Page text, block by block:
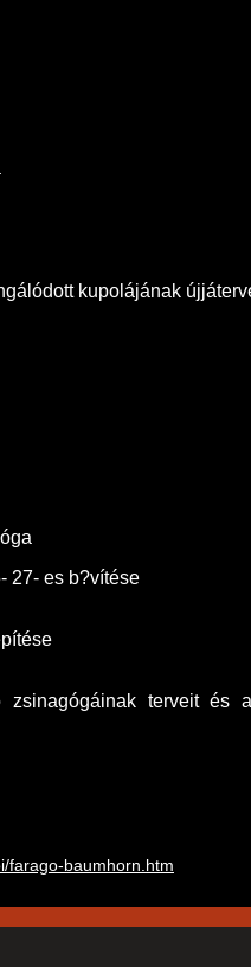
kupolájának
27- es b?vítése
zsinagógáinak terveit és
farago-baumhorn.htm